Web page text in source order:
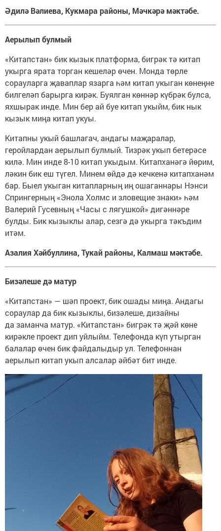
Әдилә Вәлиева, Кукмара районы, Мәчкәрә мәктәбе.
Аерылып булмый
«Китапстан» бик кызык платформа, бигрәк тә китап
укырга ярата торган кешеләр өчен. Монда төрле
сорауларга җаваплар язарга һәм китап укыган көнеңне
билгеләп барырга кирәк. Буялган көннәр күбрәк булса,
яхшырак инде. Мин бер ай буе китап укыйм, бик нык
кызык миңа китап укуы.
Китапны укый башлагач, андагы маҗаралар,
геройлардан аерылып булмый. Тизрәк укып бетерәсе
килә. Мин инде 8-10 китап укыдым. Китапханәгә йөрим,
ләкин бик еш түгел. Минем өйдә дә кечкенә китапханәм
бар. Быел укыган китапларның иң ошаганнары Нэнси
Спрингерның «Энола Холмс и зловещие знаки» һәм
Валерий Гусевның «Часы с лягушкой» дигәннәре
булды. Бик кызыклы алар, сезгә дә укырга тәкъдим
итәм.
Азалия Хәйбуллина, Тукай районы, Калмаш мәктәбе.
Бизәлеше дә матур
«Китапстан» — шәп проект, бик ошады миңа. Андагы
сораулар да бик кызыклы, бизәлеше, дизайны
да заманча матур. «Китапстан» бигрәк тә җәй көне
кирәкле проект дип уйлыйм. Телефонда күп утырган
балалар өчен бик файдалыдыр ул. Телефоннан
аерылып китап укып алсалар әйбәт бит инде.